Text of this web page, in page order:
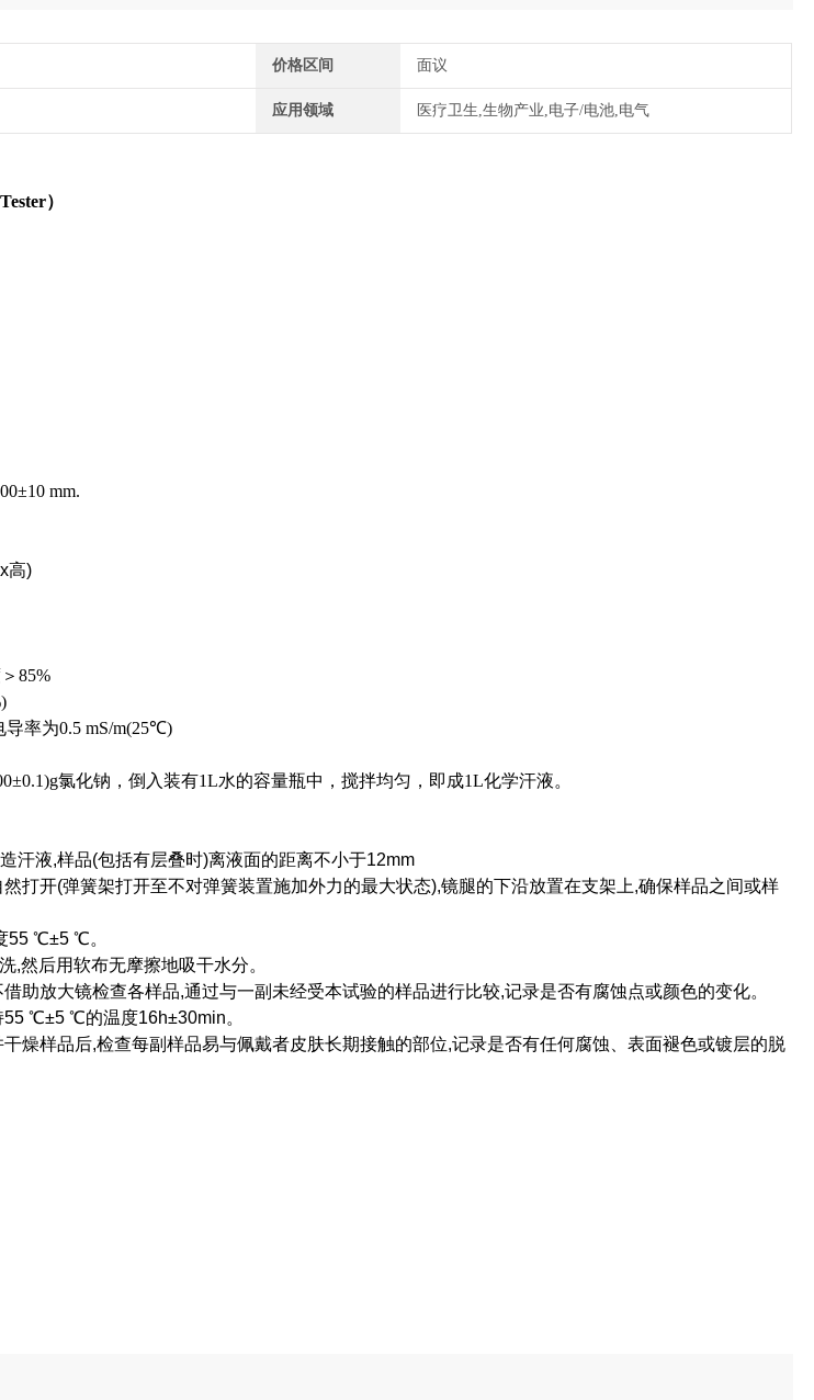
价格区间 面议
应用领域 医疗卫生,生物产业,电子/电池,电气
）
mm.
高)
85%
率为0.5 mS/m(25℃)
氯化钠，倒入装有1L水的容量瓶中，搅拌均匀，即成1L化学汗液。
汗液,样品(包括有层叠时)离液面的距离不小于12mm
打开(弹簧架打开至不对弹簧装置施加外力的最大状态),镜腿的下沿放置在支架上,确保样品之间或样
55 ℃±5 ℃。
,然后用软布无摩擦地吸干水分。
助放大镜检查各样品,通过与一副未经受本试验的样品进行比较,记录是否有腐蚀点或颜色的变化。
℃±5 ℃的温度16h±30min。
燥样品后,检查每副样品易与佩戴者皮肤长期接触的部位,记录是否有任何腐蚀、表面褪色或镀层的脱